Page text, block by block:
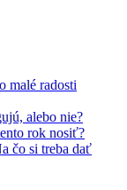
malé radosti
alebo nie?
rok nosiť?
čo si treba dať